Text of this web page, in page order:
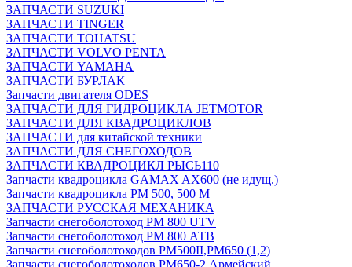
ЗАПЧАСТИ SUZUKI
ЗАПЧАСТИ TINGER
ЗАПЧАСТИ TOHATSU
ЗАПЧАСТИ VOLVO PENTA
ЗАПЧАСТИ YAMAHA
ЗАПЧАСТИ БУРЛАК
Запчасти двигателя ODES
ЗАПЧАСТИ ДЛЯ ГИДРОЦИКЛА JETMOTOR
ЗАПЧАСТИ ДЛЯ КВАДРОЦИКЛОВ
ЗАПЧАСТИ для китайской техники
ЗАПЧАСТИ ДЛЯ СНЕГОХОДОВ
ЗАПЧАСТИ КВАДРОЦИКЛ РЫСЬ110
Запчасти квадроцикла GAMAX AX600 (не идущ.)
Запчасти квадроцикла РМ 500, 500 М
ЗАПЧАСТИ РУССКАЯ МЕХАНИКА
Запчасти снегоболотоход РМ 800 UTV
Запчасти снегоболотоход РМ 800 АТВ
Запчасти снегоболотоходов РМ500II,РМ650 (1,2)
Запчасти снегоболотоходов РМ650-2 Армейский